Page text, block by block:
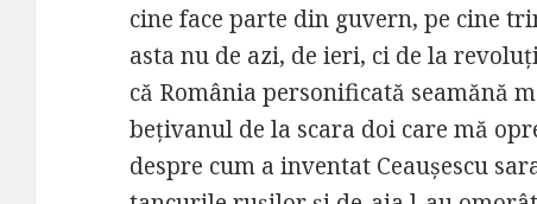
cine face parte din guvern, pe cine
asta nu de azi, de ieri, ci de la
că România personificată seamănă
bețivanul de la scara doi care mă
despre cum a inventat Ceaușescu